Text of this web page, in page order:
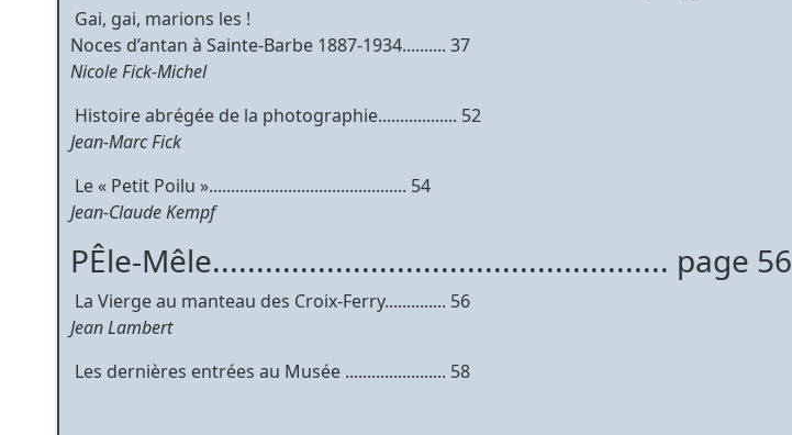
 Gai, gai, marions les !
Noces d’antan à Sainte-Barbe 1887-1934.......... 37
Nicole Fick-Michel
 Histoire abrégée de la photographie.................. 52
Jean-Marc Fick
 Le « Petit Poilu »............................................. 54
Jean-Claude Kempf
PÊle-Mêle.................................................... page 56
 La Vierge au manteau des Croix-Ferry.............. 56
Jean Lambert
 Les dernières entrées au Musée ....................... 58